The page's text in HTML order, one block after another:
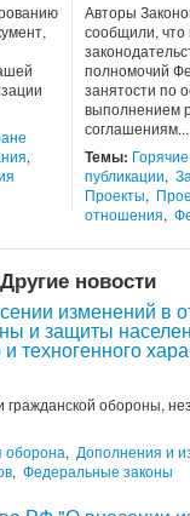
,
Авторы
сообщили,
полномочий
занятости по
выполнением
соглашениям...
Темы:
публикации,
Проекты,
отношения,
Другие новости
изменений в
и защиты
техногенного
гражданской обороны,
оборона, Дополнения и
, Федеральные законы